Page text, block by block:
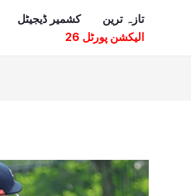
تازہ ترین کشمیر ڈیجیٹل
الیکشن پورٹل 26